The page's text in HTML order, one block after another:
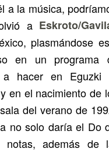
a la música,
a Eskroto/
plasmándose
en un programa
a hacer en Eguzki
en el nacimiento de
del verano de
no solo daría el Do
notas, además de